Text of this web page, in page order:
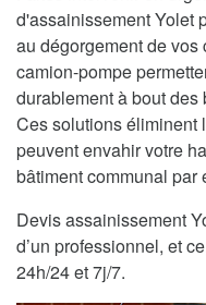
d'assainissement Yolet
au dégorgement de
camion-pompe
durablement à bout
Ces solutions éliminent
peuvent envahir votre
bâtiment communal par
Devis assainissement
d’un professionnel, et
24h/24 et 7j/7.